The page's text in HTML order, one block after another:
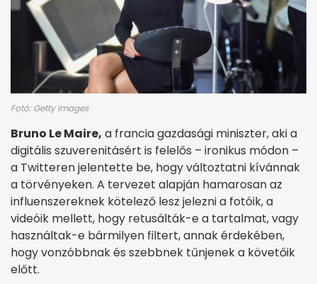
Fotó: Getty Images
Bruno Le Maire, a francia gazdasági miniszter, aki a
digitális szuverenitásért is felelős – ironikus módon –
a Twitteren jelentette be, hogy változtatni kívánnak
a törvényeken. A tervezet alapján hamarosan az
influenszereknek kötelező lesz jelezni a fotóik, a
videóik mellett, hogy retusálták-e a tartalmat, vagy
használtak-e bármilyen filtert, annak érdekében,
hogy vonzóbbnak és szebbnek tűnjenek a követőik
előtt.